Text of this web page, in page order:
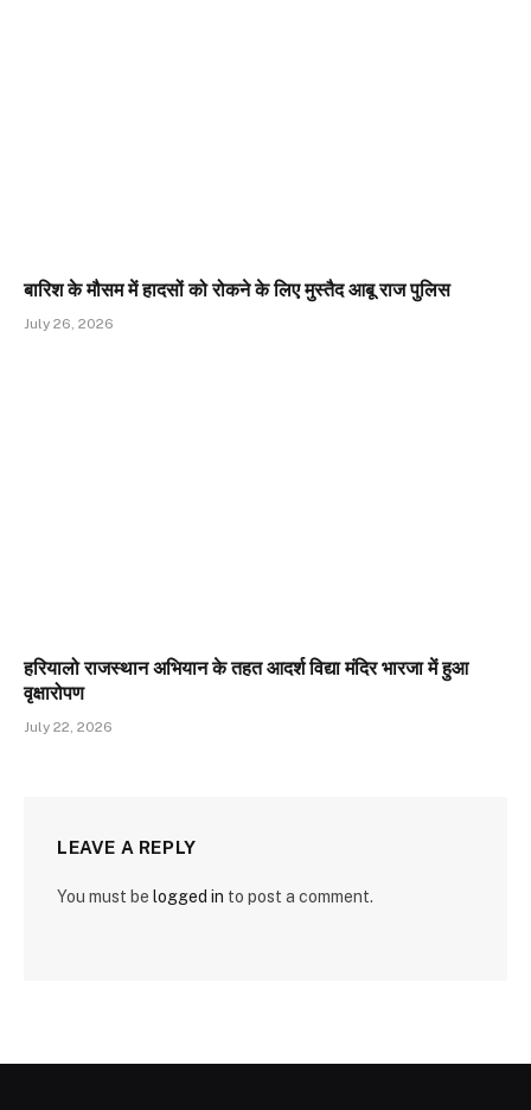
बारिश के मौसम में हादसों को रोकने के लिए मुस्तैद आबू राज पुलिस
July 26, 2026
हरियालो राजस्थान अभियान के तहत आदर्श विद्या मंदिर भारजा में हुआ
वृक्षारोपण
July 22, 2026
LEAVE A REPLY
You must be logged in to post a comment.